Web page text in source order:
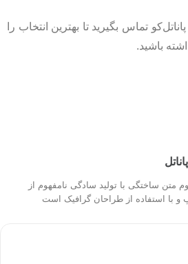
تماس بگیرید تا بهترین انتخاب را
باشید.
متن ساختگی با تولید سادگی نامفهوم از
با استفاده از طراحان گرافیک است